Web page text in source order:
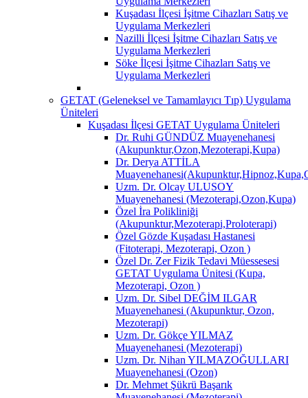
Kuşadası İlçesi İşitme Cihazları Satış ve
Uygulama Merkezleri
Nazilli İlçesi İşitme Cihazları Satış ve
Uygulama Merkezleri
Söke İlçesi İşitme Cihazları Satış ve
Uygulama Merkezleri
GETAT (Geleneksel ve Tamamlayıcı Tıp) Uygulama
Üniteleri
Kuşadası İlçesi GETAT Uygulama Üniteleri
Dr. Ruhi GÜNDÜZ Muayenehanesi
(Akupunktur,Ozon,Mezoterapi,Kupa)
Dr. Derya ATTİLA
Uzm. Dr. Olcay ULUSOY
Muayenehanesi (Mezoterapi,Ozon,Kupa)
Özel İra Polikliniği
(Akupunktur,Mezoterapi,Proloterapi)
Özel Gözde Kuşadası Hastanesi
(Fitoterapi, Mezoterapi, Ozon )
Özel Dr. Zer Fizik Tedavi Müessesesi
GETAT Uygulama Ünitesi (Kupa,
Mezoterapi, Ozon )
Uzm. Dr. Sibel DEĞİM ILGAR
Muayenehanesi (Akupunktur, Ozon,
Mezoterapi)
Uzm. Dr. Gökçe YILMAZ
Muayenehanesi (Mezoterapi)
Uzm. Dr. Nihan YILMAZOĞULLARI
Muayenehanesi (Ozon)
Dr. Mehmet Şükrü Başarık